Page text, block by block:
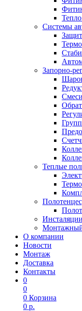
Системы
Запорно-
Теплые
О компании
Новости
Монтаж
Доставка
Контакты
0
0
0 Корзина
0 р.